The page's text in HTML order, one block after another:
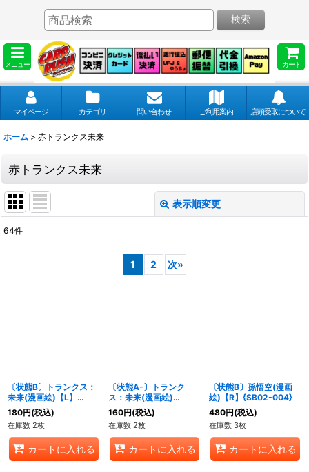
メニュー カート
検索
マイページ カテゴリ 問い合わせ ご利用案内 店頭受取について
ホーム > 赤トランクス未来
赤トランクス未来
表示順変更
64件
1 2 次»
〔状態B〕トランクス：
未来(漫画絵)【L】
{SB02-001}
180円(税込)
在庫数 2枚
カートに入れる
〔状態A-〕トランク
ス：未来(漫画絵)
【UC】{SB02-011}
160円(税込)
在庫数 2枚
カートに入れる
〔状態B〕孫悟空(漫画
絵)【R】{SB02-004}
480円(税込)
在庫数 3枚
カートに入れる